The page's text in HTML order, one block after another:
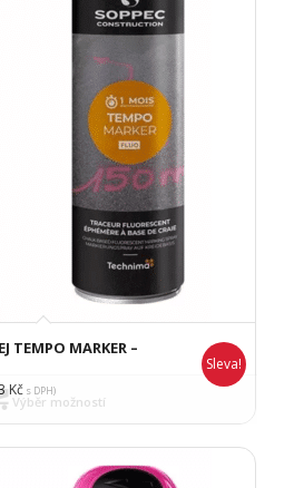
TEMPO MARKER –
Kčs DPH)
Sleva!
Výběr možností